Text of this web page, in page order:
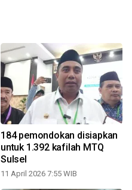
184 pemondokan disiapkan
untuk 1.392 kafilah MTQ
Sulsel
11 April 2026 7:55 WIB